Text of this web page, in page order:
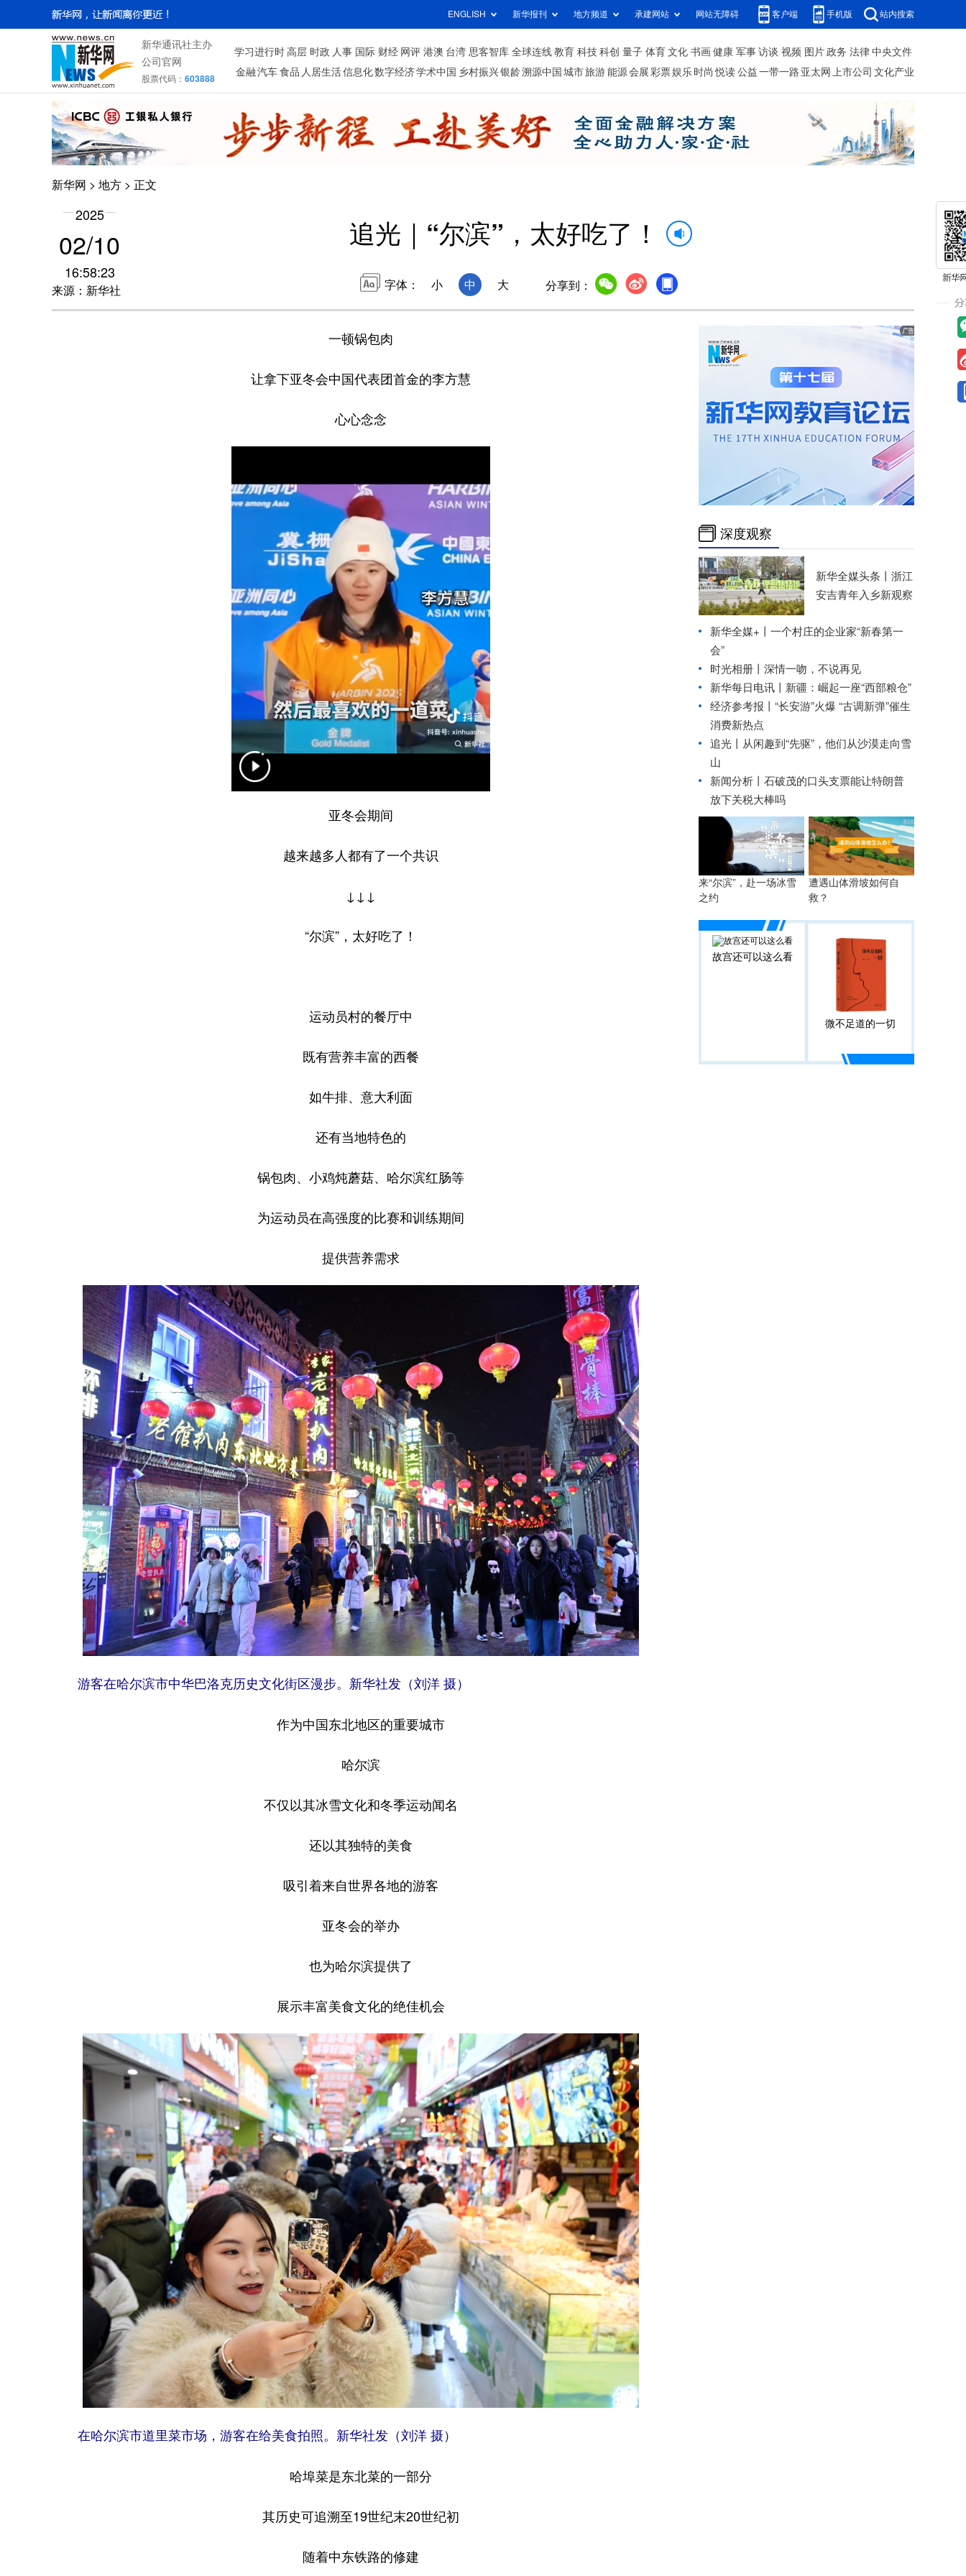
ENGLISH 新华报刊 地方频道 承建网站 网站无障碍 客户端 手机版 站内搜索
新华通讯社主办
公司官网
股票代码： 603888
学习进行时 高层 时政 人事 国际 财经 网评 港澳 台湾 思客智库 全球连线 教育 科技 科创 量子 体育 文化 书画 健康 军事 访谈 视频 图片 政务 法律 中央文件
金融 汽车 食品 人居生活信息化数字经济学术中国 乡村振兴银龄溯源中国 城市旅游 能源 会展 彩票娱乐 时尚 悦读 公益 一带一路 亚太网 上市公司 文化产业
新华网 > 地方 > 正文
2025
02/10
16:58:23
来源：新华社
追光｜“尔滨”，太好吃了！
字体： 小 中 大 分享到：
一顿锅包肉
让拿下亚冬会中国代表团首金的李方慧
心心念念
亚冬会期间
越来越多人都有了一个共识
↓↓↓
“尔滨”，太好吃了！
运动员村的餐厅中
既有营养丰富的西餐
如牛排、意大利面
还有当地特色的
锅包肉、小鸡炖蘑菇、哈尔滨红肠等
为运动员在高强度的比赛和训练期间
提供营养需求
游客在哈尔滨市中华巴洛克历史文化街区漫步。新华社发（刘洋 摄）
作为中国东北地区的重要城市
哈尔滨
不仅以其冰雪文化和冬季运动闻名
还以其独特的美食
吸引着来自世界各地的游客
亚冬会的举办
也为哈尔滨提供了
展示丰富美食文化的绝佳机会
在哈尔滨市道里菜市场，游客在给美食拍照。新华社发（刘洋 摄）
哈埠菜是东北菜的一部分
其历史可追溯至19世纪末20世纪初
随着中东铁路的修建
深度观察
新华全媒头条丨 浙江
安吉青年入乡新观察
新华全媒+丨 一个村庄的企业家“新春第一
会”
时光相册丨深情一吻，不说再见
新华每日电讯丨 新疆：崛起一座“西部粮仓”
经济参考报丨 “长安游”火爆 “古调新弹”催生
消费新热点
追光丨
从闲趣到“先驱”，他们从沙漠走向雪
山
新闻分析丨石破茂的口头支票能让特朗普
放下关税大棒吗
来“尔滨”，赴一场冰雪
之约
遭遇山体滑坡如何自
救？
故宫还可以这么看
微不足道的一切